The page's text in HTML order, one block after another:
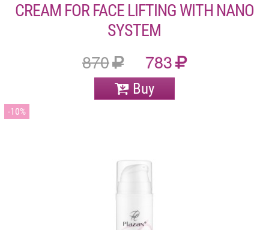
CREAM FOR FACE LIFTING WITH NANO
SYSTEM
870 783
Buy
10